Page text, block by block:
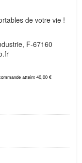
de votre vie !
F-67160
atteint 40,00 €